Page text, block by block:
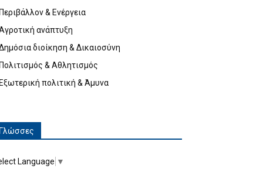
Περιβάλλον & Ενέργεια
ανάπτυξη
διοίκηση & Δικαιοσύνη
Πολιτισμός & Αθλητισμός
Εξωτερική πολιτική & Άμυνα
Γλώσσες
Language ▼